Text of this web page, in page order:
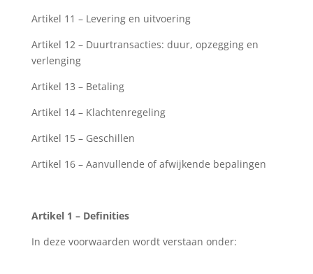
Artikel 11 – Levering en uitvoering
Artikel 12 – Duurtransacties: duur, opzegging en
verlenging
Artikel 13 – Betaling
Artikel 14 – Klachtenregeling
Artikel 15 – Geschillen
Artikel 16 – Aanvullende of afwijkende bepalingen
Artikel 1 – Definities
In deze voorwaarden wordt verstaan onder: